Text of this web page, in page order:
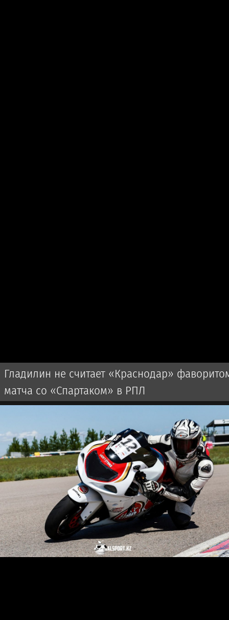
Гладилин не считает «Краснодар»
матча со «Спартаком» в РПЛ